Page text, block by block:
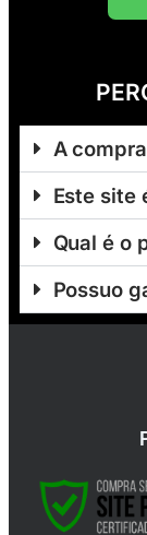
A
Este site
Qual é o
Possuo